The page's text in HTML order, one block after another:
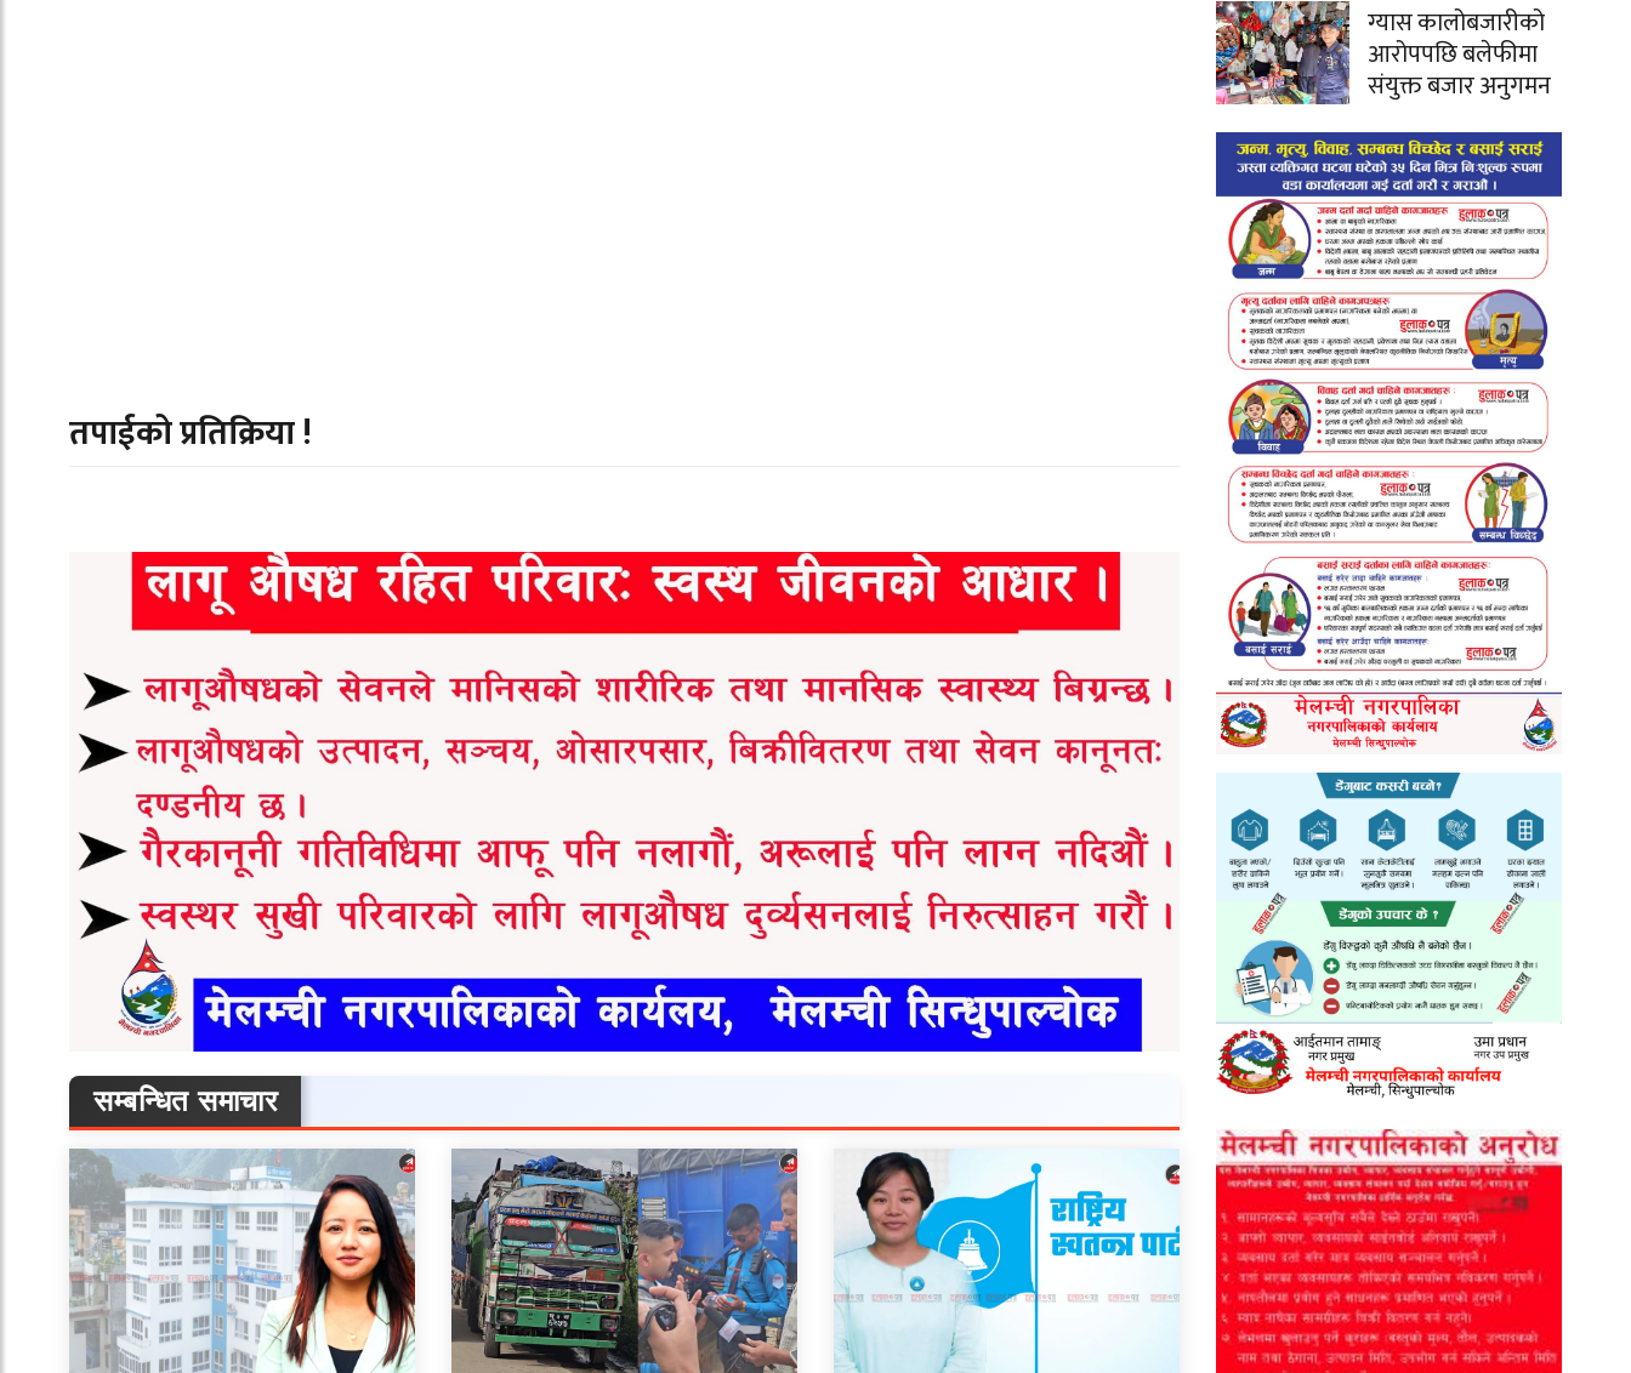
तपाईको प्रतिक्रिया !
सम्बन्धित समाचार
ग्यास कालोबजारीको
आरोपपछि बलेफीमा
संयुक्त बजार अनुगमन